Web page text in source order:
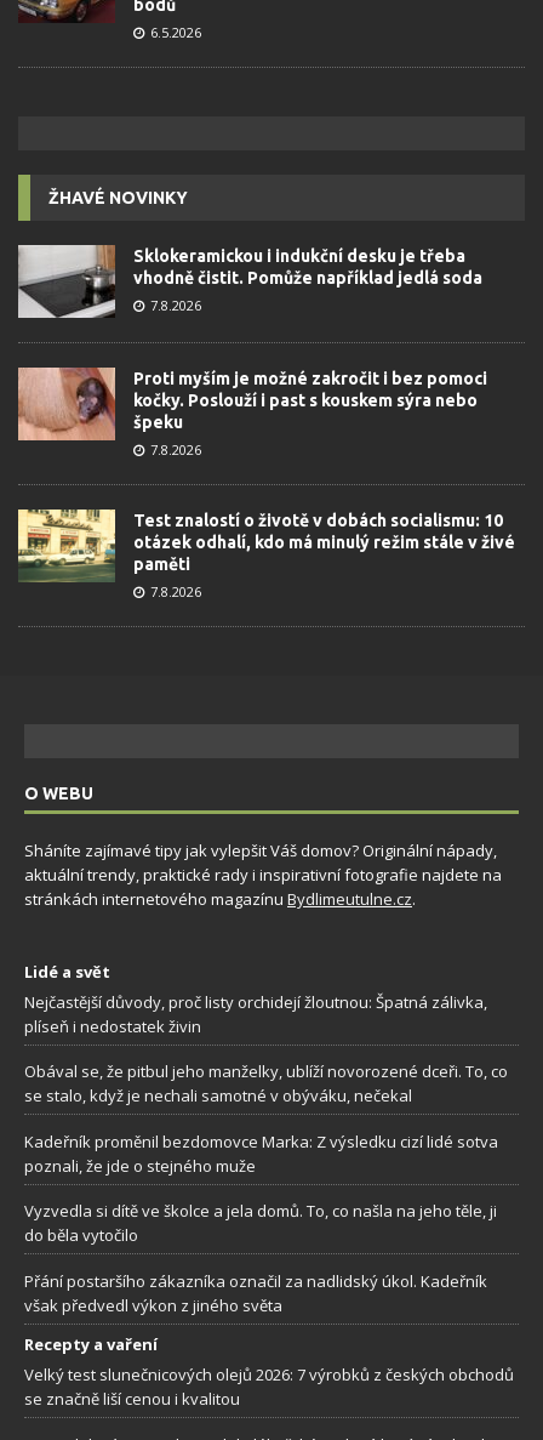
bodů
6.5.2026
ŽHAVÉ NOVINKY
Sklokeramickou i indukční desku je třeba
vhodně čistit. Pomůže například jedlá soda
7.8.2026
Proti myším je možné zakročit i bez pomoci
kočky. Poslouží i past s kouskem sýra nebo
špeku
7.8.2026
Test znalostí o životě v dobách socialismu: 10
otázek odhalí, kdo má minulý režim stále v živé
paměti
7.8.2026
O WEBU
Sháníte zajímavé tipy jak vylepšit Váš domov? Originální nápady,
aktuální trendy, praktické rady i inspirativní fotografie najdete na
stránkách internetového magazínu Bydlimeutulne.cz.
Lidé a svět
Nejčastější důvody, proč listy orchidejí žloutnou: Špatná zálivka,
plíseň i nedostatek živin
Obával se, že pitbul jeho manželky, ublíží novorozené dceři. To, co
se stalo, když je nechali samotné v obýváku, nečekal
Kadeřník proměnil bezdomovce Marka: Z výsledku cizí lidé sotva
poznali, že jde o stejného muže
Vyzvedla si dítě ve školce a jela domů. To, co našla na jeho těle, ji
do běla vytočilo
Přání postaršího zákazníka označil za nadlidský úkol. Kadeřník
však předvedl výkon z jiného světa
Recepty a vaření
Velký test slunečnicových olejů 2026: 7 výrobků z českých obchodů
se značně liší cenou i kvalitou